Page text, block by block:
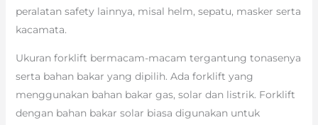
peralatan safety lainnya, misal helm, sepatu, masker serta
kacamata.
Ukuran forklift bermacam-macam tergantung tonasenya
serta bahan bakar yang dipilih. Ada forklift yang
menggunakan bahan bakar gas, solar dan listrik. Forklift
dengan bahan bakar solar biasa digunakan untuk